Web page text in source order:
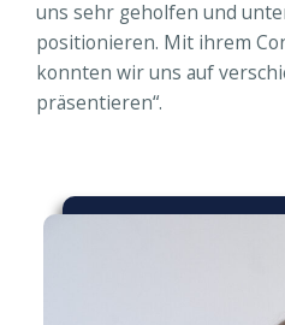
uns sehr geholfen und
positionieren. Mit ihrem
konnten wir uns auf
präsentieren“.